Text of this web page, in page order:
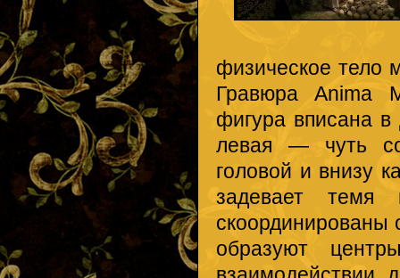
физическое тело
Гравюра Anima
фигура вписана в
левая — чуть
головой и внизу
задевает
скоординированы
образуют